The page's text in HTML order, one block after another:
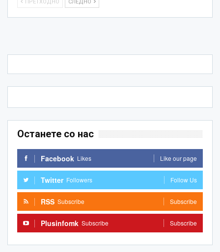
ПРЕТХОДНО СЛЕДНО
Останете со нас
Facebook Likes Like our page
Twitter Followers Follow Us
RSS Subscribe Subscribe
Plusinfomk Subscribe Subscribe